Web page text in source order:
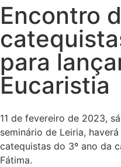
Encontro
para
Eucaristia
11 de fevereiro de 2023,
seminário de Leiria,
catequistas do 3º ano da
Fátima.